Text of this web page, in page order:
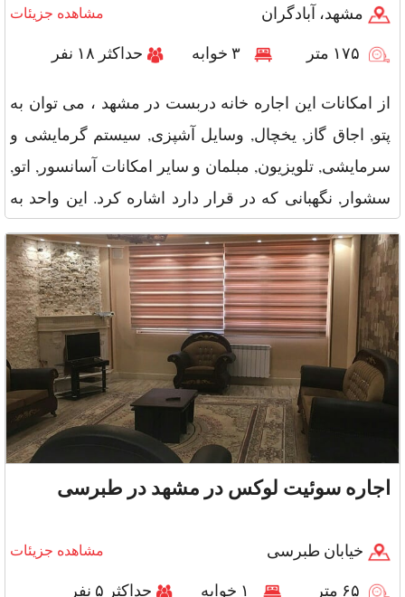
مشهد، آبادگران مشاهده جزیئات
حداکثر ۱۸ نفر
از امکانات این اجاره خانه دربست در مشهد ، می توان به
پتو, اجاق گاز, یخچال, وسایل آشپزی, سیستم گرمایشی و
سرمایشی, تلویزیون, مبلمان و سایر امکانات آسانسور, اتو,
سشوار, نگهبانی که در قرار دارد اشاره کرد. این واحد به
مترا
اجاره سوئیت لوکس در مشهد در طبرسی
خیابان طبرسی مشاهده جزیئات
حداکثر ۵ نفر